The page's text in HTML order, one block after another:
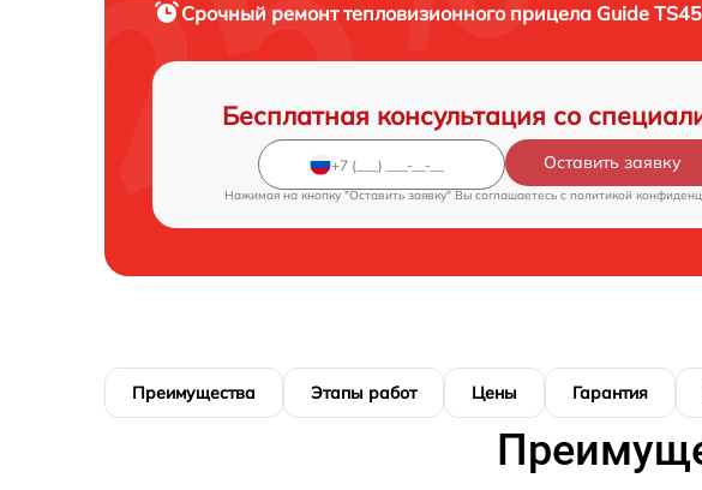
Срочный ремонттепловизионного прицела Guide
Бесплатная консультация со
Оставить заявку
Нажимая на кнопку "Оставить заявку" Вы соглашаетесь c политикой
Преимущества Этапы работ Цены Гарантия